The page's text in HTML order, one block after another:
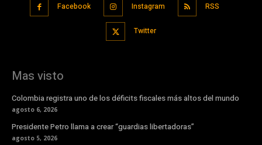
Facebook Instagram RSS
Twitter
Mas visto
Colombia registra uno de los déficits fiscales más altos del mundo
agosto 6, 2026
Presidente Petro llama a crear “guardias libertadoras”
agosto 5, 2026